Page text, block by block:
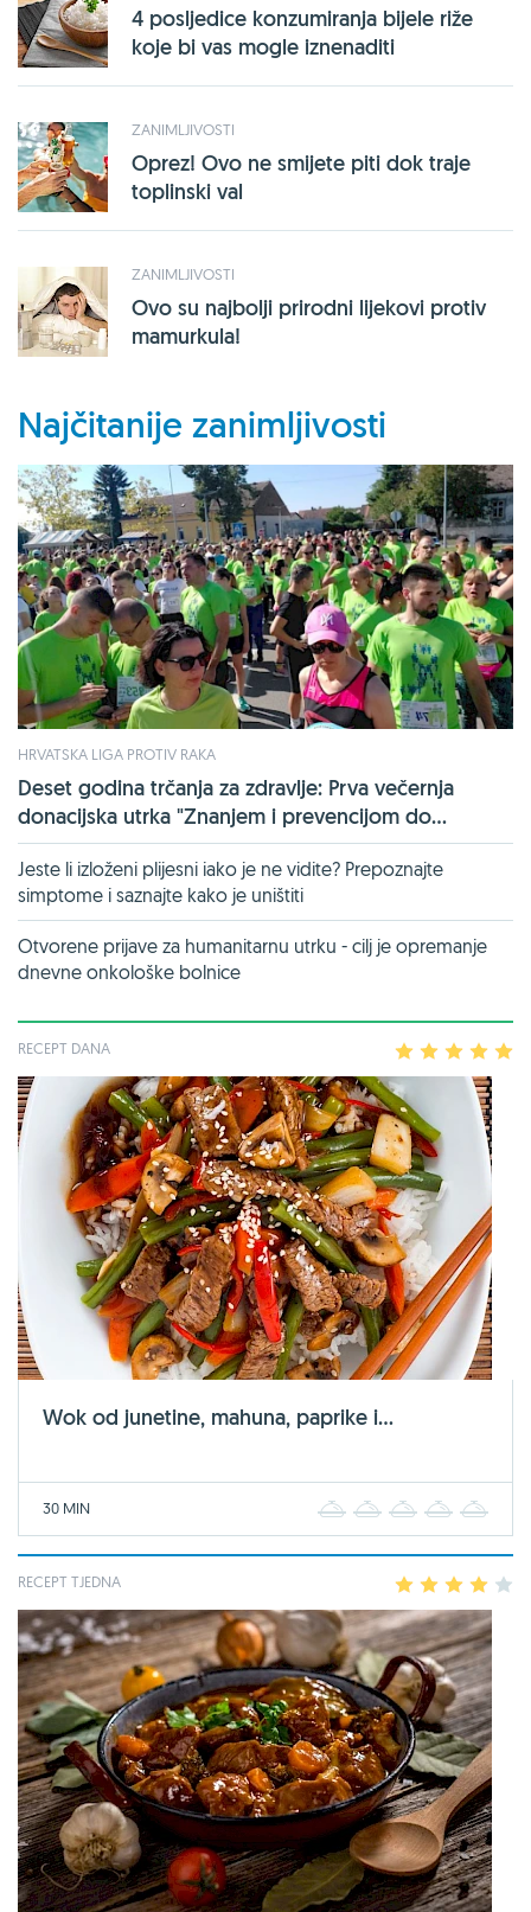
4 posljedice konzumiranja bijele riže
koje bi vas mogle iznenaditi
ZANIMLJIVOSTI
Oprez! Ovo ne smijete piti dok traje
toplinski val
ZANIMLJIVOSTI
Ovo su najbolji prirodni lijekovi protiv
mamurkula!
Najčitanije zanimljivosti
HRVATSKA LIGA PROTIV RAKA
Deset godina trčanja za zdravlje: Prva večernja
donacijska utrka "Znanjem i prevencijom do...
Jeste li izloženi plijesni iako je ne vidite? Prepoznajte
simptome i saznajte kako je uništiti
Otvorene prijave za humanitarnu utrku - cilj je opremanje
dnevne onkološke bolnice
RECEPT DANA 2 3 4
Wok od junetine, mahuna, paprike i...
30 MIN 2 3 4
RECEPT TJEDNA 2 3 4